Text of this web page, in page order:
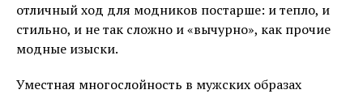
отличный ход для модников постарше: и тепло, и
стильно, и не так сложно и «вычурно», как прочие
модные изыски.
Уместная многослойность в мужских образах